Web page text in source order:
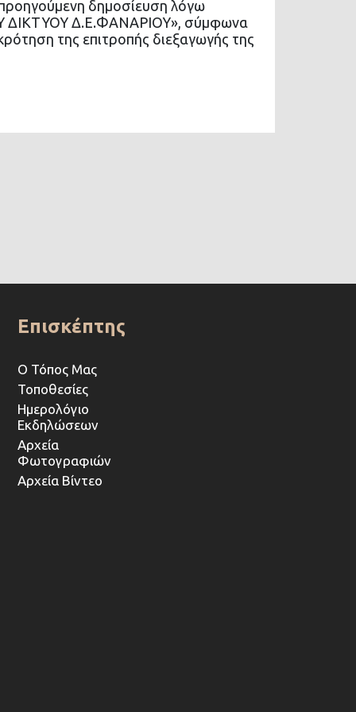
δημοσίευση λόγω
ΔΙΚΤΥΟΥ Δ.Ε.ΦΑΝΑΡΙΟΥ», σύμφωνα
της επιτροπής διεξαγωγής της
Επισκέπτης
Ο Τόπος Μας
Τοποθεσίες
Ημερολόγιο
Εκδηλώσεων
Αρχεία
Φωτογραφιών
Αρχεία Βίντεο